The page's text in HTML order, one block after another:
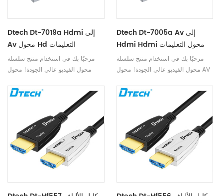
Dtech Dt-7019a Hdmi إلى
Av محول Hd التعليمات
مرحبًا بك في استخدام منتج سلسلة
محول الفيديو عالي الجودة! محول
تحويل إشارة HDMI عالية الدقة إلى
وإشارة صوت ستيريو FL / FR
Dtech Dt-7005a Av إلى
Hdmi Hdmi محول التعليمات
مرحبًا بك في استخدام منتج سلسلة
محول الفيديو عالي الجودة! محول AV
إشارة فيديو AV مركبة (CVBS)
إشارة HDMI رقمية